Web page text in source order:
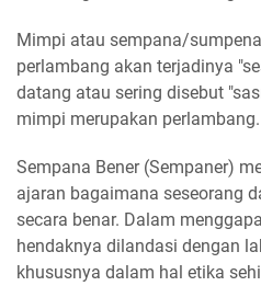
Mimpi atau sempana/
perlambang akan terjadinya
datang atau sering disebut
mimpi merupakan perlambang.
Sempana Bener (Sempaner)
ajaran bagaimana seseorang
secara benar. Dalam
hendaknya dilandasi dengan
khususnya dalam hal etika